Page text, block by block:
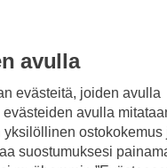
avulla
evästeitä, joiden avulla
avulla
ostokokemus
suostumuksesi